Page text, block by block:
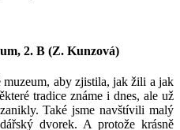
2. B (Z. Kunzová)
aby zjistila, jak žili a jak
tradice známe i dnes, ale už
Také jsme navštívili malý
dvorek. A protože krásně